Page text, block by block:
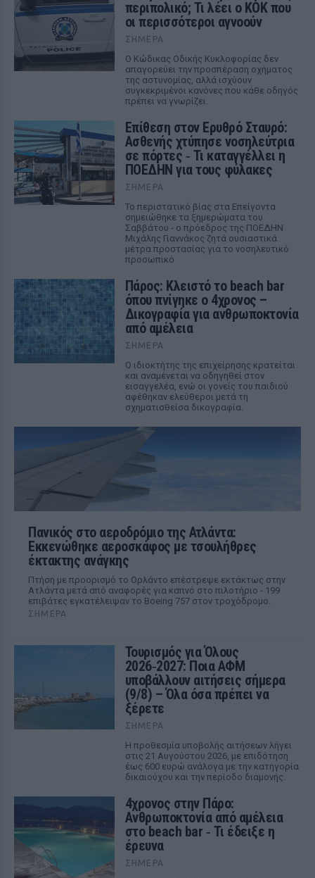
περιπολικό; Τι λέει ο ΚΟΚ που
οι περισσότεροι αγνοούν
ΣΉΜΕΡΑ
Ο Κώδικας Οδικής Κυκλοφορίας δεν
απαγορεύει την προσπέραση οχήματος
της αστυνομίας, αλλά ισχύουν
συγκεκριμένοι κανόνες που κάθε οδηγός
πρέπει να γνωρίζει.
Επίθεση στον Ερυθρό Σταυρό:
Ασθενής χτύπησε νοσηλεύτρια
σε πόρτες ‑ Τι καταγγέλλει η
ΠΟΕΔΗΝ για τους φύλακες
ΣΉΜΕΡΑ
Το περιστατικό βίας στα Επείγοντα
σημειώθηκε τα ξημερώματα του
Σαββάτου - ο πρόεδρος της ΠΟΕΔΗΝ
Μιχάλης Γιαννάκος ζητά ουσιαστικά
μέτρα προστασίας για το νοσηλευτικό
προσωπικό
Πάρος: Κλειστό το beach bar
όπου πνίγηκε ο 4χρονος –
Δικογραφία για ανθρωποκτονία
από αμέλεια
ΣΉΜΕΡΑ
Ο ιδιοκτήτης της επιχείρησης κρατείται
και αναμένεται να οδηγηθεί στον
εισαγγελέα, ενώ οι γονείς του παιδιού
αφέθηκαν ελεύθεροι μετά τη
σχηματισθείσα δικογραφία.
Πανικός στο αεροδρόμιο της Ατλάντα:
Εκκενώθηκε αεροσκάφος με τσουλήθρες
έκτακτης ανάγκης
Πτήση με προορισμό το Ορλάντο επέστρεψε εκτάκτως στην
Ατλάντα μετά από αναφορές για καπνό στο πιλοτήριο - 199
επιβάτες εγκατέλειψαν το Boeing 757 στον τροχόδρομο.
ΣΉΜΕΡΑ
Τουρισμός για Όλους
2026‑2027: Ποια ΑΦΜ
υποβάλλουν αιτήσεις σήμερα
(9/8) – Όλα όσα πρέπει να
ξέρετε
ΣΉΜΕΡΑ
Η προθεσμία υποβολής αιτήσεων λήγει
στις 21 Αυγούστου 2026, με επιδότηση
έως 600 ευρώ ανάλογα με την κατηγορία
δικαιούχου και την περίοδο διαμονής.
4χρονος στην Πάρο:
Ανθρωποκτονία από αμέλεια
στο beach bar ‑ Τι έδειξε η
έρευνα
ΣΉΜΕΡΑ